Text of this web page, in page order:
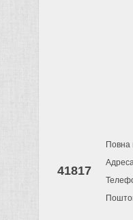
41817
Повна